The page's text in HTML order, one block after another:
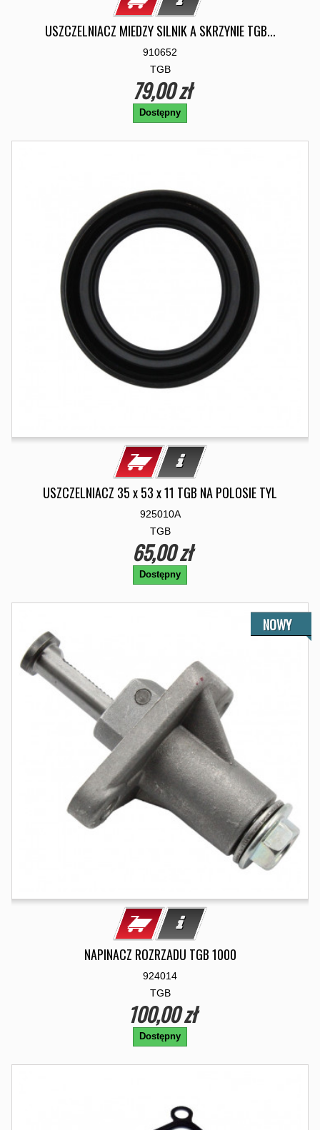
USZCZELNIACZ MIEDZY SILNIK A SKRZYNIE TGB...
910652
TGB
79,00 zł
Dostępny
USZCZELNIACZ 35 x 53 x 11 TGB NA POLOSIE TYL
925010A
TGB
65,00 zł
Dostępny
NOWY
NAPINACZ ROZRZADU TGB 1000
924014
TGB
100,00 zł
Dostępny